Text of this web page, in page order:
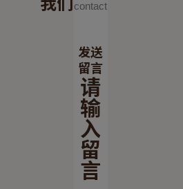
发送
留言
请
输
入
留
言